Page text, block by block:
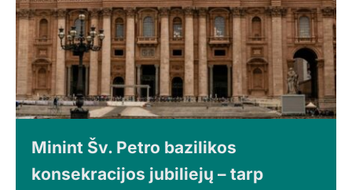
Minint Šv. Petro bazilikos
konsekracijos jubiliejų – tarp